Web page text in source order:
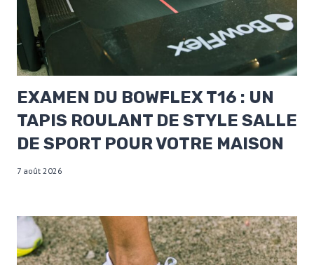
EXAMEN DU BOWFLEX T16 : UN
TAPIS ROULANT DE STYLE SALLE
DE SPORT POUR VOTRE MAISON
7 août 2026